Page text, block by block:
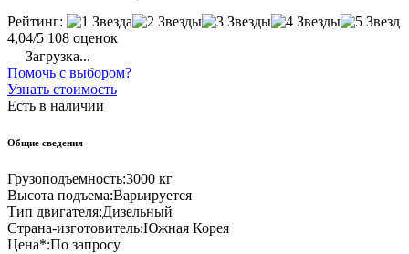
Рейтинг:
4,04/5 108 оценок
Загрузка...
Помочь с выбором?
Узнать стоимость
Есть в наличии
Общие сведения
Грузоподъемность:3000 кг
Высота подъема:Варьируется
Тип двигателя:Дизельный
Страна-изготовитель:Южная Корея
Цена*:По запросу